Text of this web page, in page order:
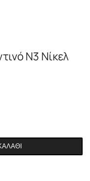
N3 Νίκελ